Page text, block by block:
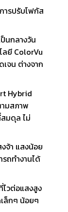
ารปรับโฟกัส
ป็นกลางวัน
ลยี ColorVu
จน ต่างจาก
Hybrid
มสภาพ
มดุล ไม่
จ้า แสงน้อย
ถทำงานได้
วต่อแสงสูง
ล็กๆ น้อยๆ